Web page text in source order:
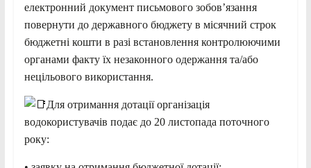
електронний документ письмового зобов’язання
повернути до державного бюджету в місячний строк
бюджетні кошти в разі встановлення контролюючими
органами факту їх незаконного одержання та/або
нецільового використання.
Для отримання дотації організація
водокористувачів подає до 20 листопада поточного
року: